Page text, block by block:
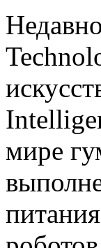
мире